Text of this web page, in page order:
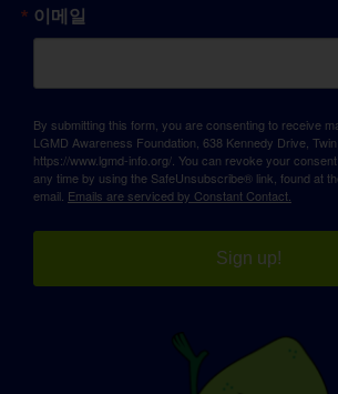
이메일
By submitting this form, you are consenting to receive
LGMD Awareness Foundation, 638 Kennedy Drive,
https://www.lgmd-info.org/. You can revoke your
any time by using the SafeUnsubscribe® link, found at
email. Emails are serviced by Constant Contact.
Sign up!